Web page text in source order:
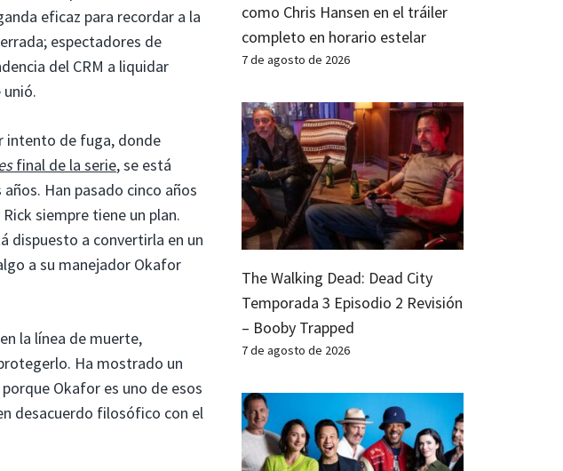
eficaz para recordar a la
espectadores de
del CRM a liquidar
intento de fuga, donde
final de la serie, se está
Han pasado cinco años
siempre tiene un plan.
dispuesto a convertirla en un
a su manejador Okafor
la línea de muerte,
Ha mostrado un
Okafor es uno de esos
desacuerdo filosófico con el
como Chris Hansen en el tráiler
completo en horario estelar
7 de agosto de 2026
The Walking Dead: Dead City
Temporada 3 Episodio 2 Revisión
– Booby Trapped
7 de agosto de 2026